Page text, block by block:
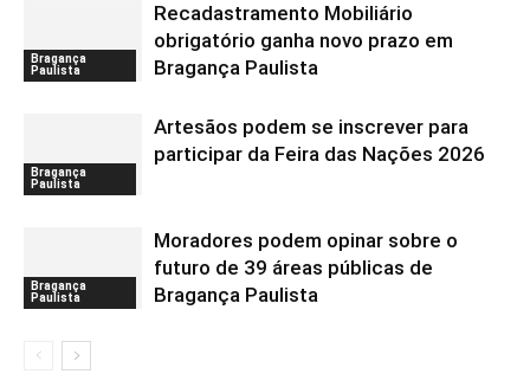
Bragança
Paulista
Recadastramento Mobiliário
obrigatório ganha novo prazo em
Bragança Paulista
Bragança
Paulista
Artesãos podem se inscrever para
participar da Feira das Nações 2026
Bragança
Paulista
Moradores podem opinar sobre o
futuro de 39 áreas públicas de
Bragança Paulista